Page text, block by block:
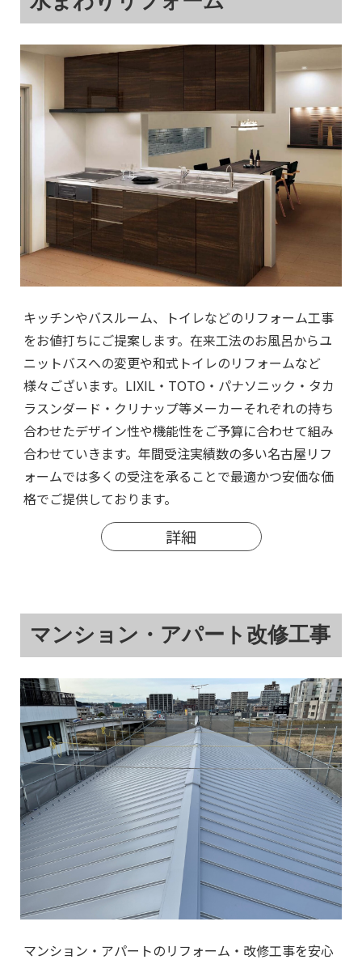
キッチンやバスルーム、トイレなどのリフォーム工事
をお値打ちにご提案します。在来工法のお風呂からユ
ニットバスへの変更や和式トイレのリフォームなど
様々ございます。LIXIL・TOTO・パナソニック・タカ
ラスンダード・クリナップ等メーカーそれぞれの持ち
合わせたデザイン性や機能性をご予算に合わせて組み
合わせていきます。年間受注実績数の多い名古屋リフ
ォームでは多くの受注を承ることで最適かつ安価な価
格でご提供しております。
詳細
マンション・アパート改修工事
マンション・アパートのリフォーム・改修工事を安心